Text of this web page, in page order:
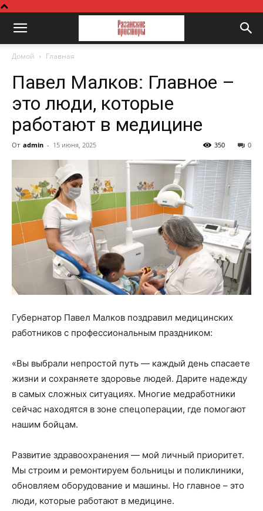
Домой Главная
Павел Малков: Главное –
это люди, которые
работают в медицине
От admin - 15 июня, 2025 0
350
Губернатор Павел Малков поздравил медицинских
работников с профессиональным праздником:
«Вы выбрали непростой путь — каждый день спасаете
жизни и сохраняете здоровье людей. Дарите надежду
в самых сложных ситуациях. Многие медработники
сейчас находятся в зоне спецоперации, где помогают
нашим бойцам.
Развитие здравоохранения — мой личный приоритет.
Мы строим и ремонтируем больницы и поликлиники,
обновляем оборудование и машины. Но главное – это
люди, которые работают в медицине.